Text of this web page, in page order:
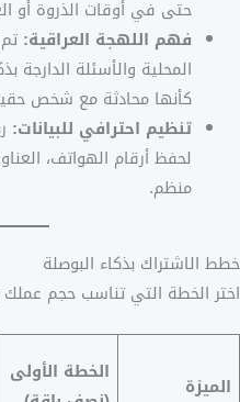
حتى في أوقات الذروة أو
فهم اللهجة العراقية:
المحلية والأسئلة الدارجة
كأنها محادثة مع شخص
تنظيم احترافي للبيانات:
لحفظ أرقام الهواتف،
منظم.
خطط الاشتراك بذكاء البوصلة
اختر الخطة التي تناسب حجم
الميزة
الخطة الأولى